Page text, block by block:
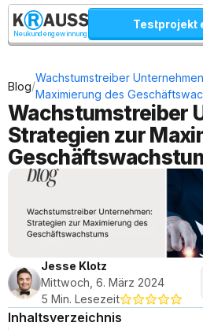
Neukundengewinnung
Testprojekt
Blog/
Wachstumstreiber
Maximierung des
Wachstumstreiber
Strategien zur
Jesse Klotz
Mittwoch, 6. März 2024
5 Min. Lesezeit
Inhaltsverzeichnis